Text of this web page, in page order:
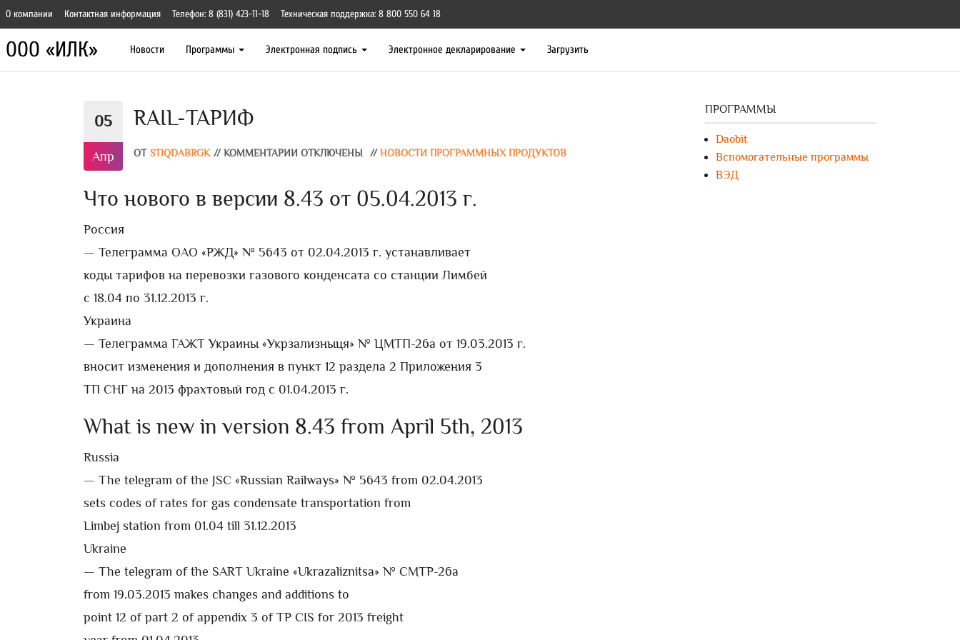
О компании Контактная информация Телефон: 8 (831) 423-11-18 Техническая поддержка: 8 800 550 64 18
ООО «ИЛК» Новости Программы Электронная подпись Электронное декларирование Загрузить
05
Апр
RAIL-ТАРИФ
ОТ STIQDABRGK // КОММЕНТАРИИ ОТКЛЮЧЕНЫ // НОВОСТИ ПРОГРАММНЫХ ПРОДУКТОВ
Что нового в версии 8.43 от 05.04.2013 г.
Россия
— Телеграмма ОАО «РЖД» № 5643 от 02.04.2013 г. устанавливает
коды тарифов на перевозки газового конденсата со станции Лимбей
с 18.04 по 31.12.2013 г.
Украина
— Телеграмма ГАЖТ Украины «Укрзализныця» № ЦМТП-26а от 19.03.2013 г.
вносит изменения и дополнения в пункт 12 раздела 2 Приложения 3
ТП СНГ на 2013 фрахтовый год с 01.04.2013 г.
What is new in version 8.43 from April 5th, 2013
Russia
— The telegram of the JSC «Russian Railways» № 5643 from 02.04.2013
sets codes of rates for gas condensate transportation from
Limbej station from 01.04 till 31.12.2013
Ukraine
— The telegram of the SART Ukraine «Ukrazaliznitsa» № CMTP-26a
from 19.03.2013 makes changes and additions to
point 12 of part 2 of appendix 3 of TP CIS for 2013 freight
ПРОГРАММЫ
Daobit
Вспомогательные программы
ВЭД